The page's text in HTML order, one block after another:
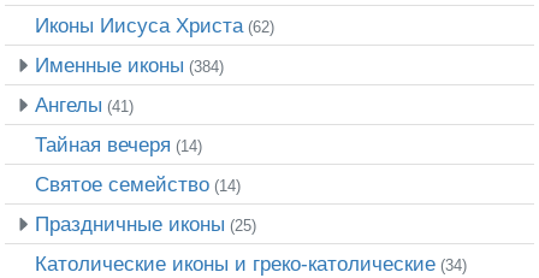
Иконы Иисуса Христа(62)
Именные иконы (384)
Ангелы (41)
Тайная вечеря (14)
Святое семейство (14)
Праздничные иконы (25)
Католические иконы и греко-католические (34)